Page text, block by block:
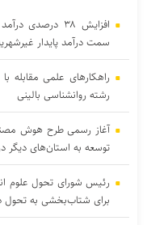
افزایش ۳۸
سمت درآمد پایدار
راهکارهای علمی مقابله
رشته روانشناسی بالینی
آغاز رسمی طرح هوش
توسعه به استان‌های دیگر
رئیس شورای تحول علوم
برای شتاب‌بخشی به